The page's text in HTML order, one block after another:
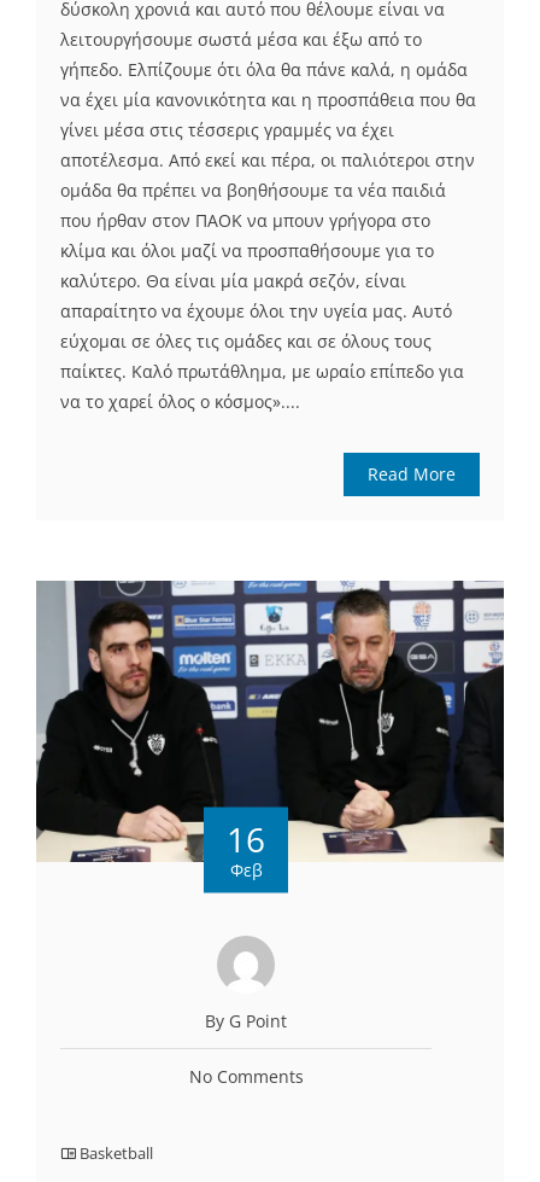
δύσκολη χρονιά και αυτό που θέλουμε είναι να
λειτουργήσουμε σωστά μέσα και έξω από το
γήπεδο. Ελπίζουμε ότι όλα θα πάνε καλά, η ομάδα
να έχει μία κανονικότητα και η προσπάθεια που θα
γίνει μέσα στις τέσσερις γραμμές να έχει
αποτέλεσμα. Από εκεί και πέρα, οι παλιότεροι στην
ομάδα θα πρέπει να βοηθήσουμε τα νέα παιδιά
που ήρθαν στον ΠΑΟΚ να μπουν γρήγορα στο
κλίμα και όλοι μαζί να προσπαθήσουμε για το
καλύτερο. Θα είναι μία μακρά σεζόν, είναι
απαραίτητο να έχουμε όλοι την υγεία μας. Αυτό
εύχομαι σε όλες τις ομάδες και σε όλους τους
παίκτες. Καλό πρωτάθλημα, με ωραίο επίπεδο για
να το χαρεί όλος ο κόσμος»....
Read More
16
Φεβ
By G Point
No Comments
Basketball